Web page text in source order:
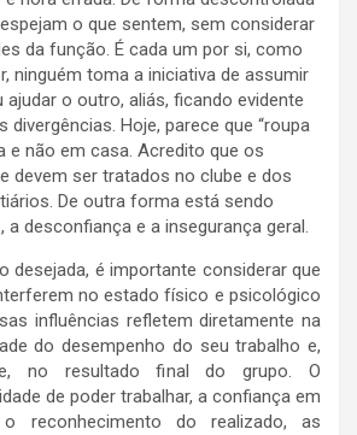
o que sentem, sem considerar
da função. É cada um por si, como
ninguém toma a iniciativa de assumir
o outro, aliás, ficando evidente
divergências. Hoje, parece que “roupa
e não em casa. Acredito que os
devem ser tratados no clube e dos
De outra forma está sendo
a desconfiança e a insegurança geral.
desejada, é importante considerar que
no estado físico e psicológico
influências refletem diretamente na
do desempenho do seu trabalho e,
no resultado final do grupo. O
de poder trabalhar, a confiança em
o reconhecimento do realizado, as